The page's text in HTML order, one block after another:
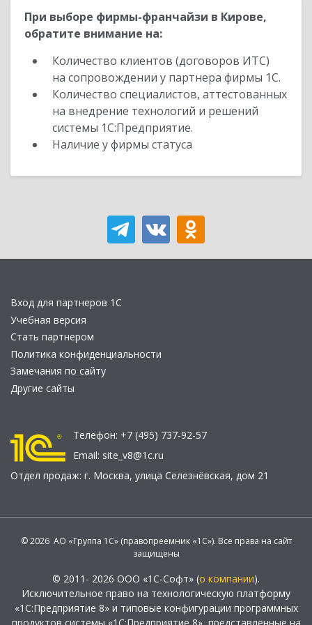
При выборе фирмы-франчайзи в Кирове,
обратите внимание на:
Количество клиентов (договоров ИТС)
на сопровождении у партнера фирмы 1С.
Количество специалистов, аттестованных
на внедрение технологий и решений
системы 1С:Предприятие.
Наличие у фирмы статуса
Вход для партнеров 1С
Учебная версия
Стать партнером
Политика конфиденциальности
Замечания по сайту
Другие сайты
Телефон: +7 (495) 737-92-57
Email: site_v8@1c.ru
Отдел продаж: г. Москва, улица Селезнёвская, дом 21
© 2026 АО «Группа 1С» (правопреемник «1С»). Все права на сайт
защищены
© 2011- 2026 ООО «1С-Софт» (о компании).
Исключительное право на технологическую платформу
«1С:Предприятие 8» и типовые конфигурации программных